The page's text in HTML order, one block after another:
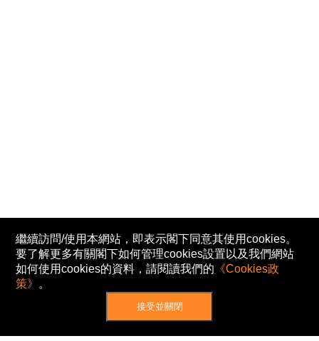
繼續訪問/使用本網站，即表示閣下同意其使用cookies。
要了解更多有關閣下如何管理cookies設置以及我們網站
如何使用cookies的資料，請閱讀我們的 《Cookies政
策》 。
接受並關閉